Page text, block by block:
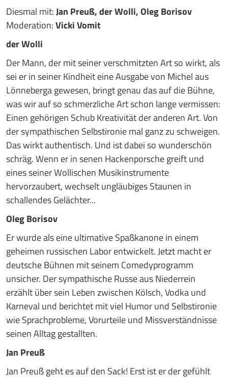
Diesmal mit:Jan Preuß, der Wolli, Oleg Borisov
Moderation:Vicki Vomit
der Wolli
Der Mann, der mit seiner verschmitzten Art so wirkt, als
sei er in seiner Kindheit eine Ausgabe von Michel aus
Lönneberga gewesen, bringt genau das auf die Bühne,
was wir auf so schmerzliche Art schon lange vermissen:
Einen gehörigen Schub Kreativität der anderen Art. Von
der sympathischen Selbstironie mal ganz zu schweigen.
Das wirkt authentisch. Und ist dabei so wunderschön
schräg. Wenn er in senen Hackenporsche greift und
eines seiner Wollischen Musikinstrumente
hervorzaubert, wechselt ungläubiges Staunen in
schallendes Gelächter...
Oleg Borisov
Er wurde als eine ultimative Spaßkanone in einem
geheimen russischen Labor entwickelt. Jetzt macht er
deutsche Bühnen mit seinem Comedyprogramm
unsicher. Der sympathische Russe aus Niederrein
erzählt über sein Leben zwischen Kölsch, Vodka und
Karneval und berichtet mit viel Humor und Selbstironie
wie Sprachprobleme, Vorurteile und Missverständnisse
seinen Alltag gestallten.
Jan Preuß
Jan Preuß geht es auf den Sack! Erst ist er der gefühlt